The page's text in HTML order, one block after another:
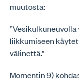
muutosta:
liikkumiseen
välinettä.”
Momentin 9)